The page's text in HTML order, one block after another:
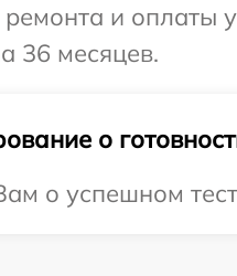
и оплаты
36 месяцев.
о
о успешном